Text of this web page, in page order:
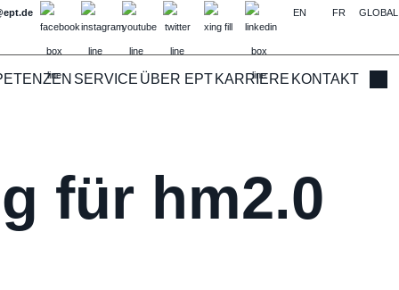
EN FR GLOBAL
SERVICE ÜBER EPTKARRIERE KONTAKT
für hm2.0